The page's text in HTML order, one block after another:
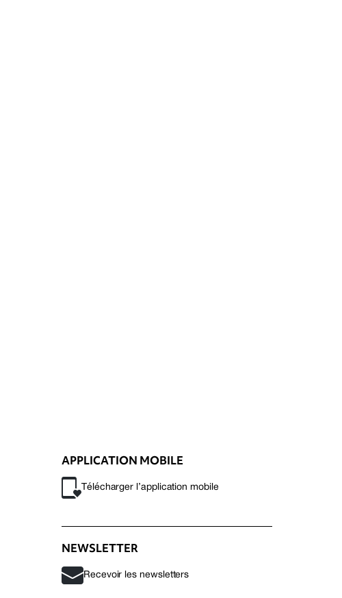
APPLICATION MOBILE
Télécharger l’application mobile
NEWSLETTER
Recevoir les newsletters